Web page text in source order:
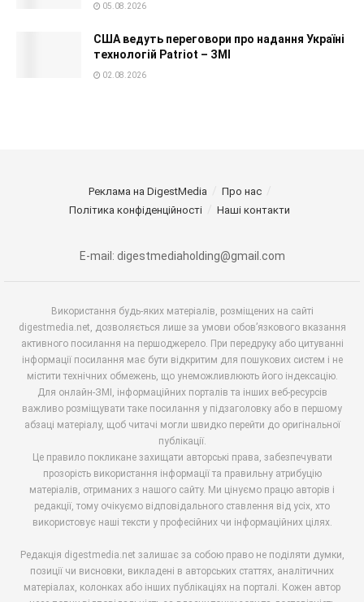
05.08.2026
США ведуть переговори про надання Україні
технологій Patriot – ЗМІ
02.08.2026
Реклама на DigestMedia
Про нас
Політика конфіденційності
Наші контакти
E-mail: digestmediaholding@gmail.com
Використання будь-яких матеріалів, розміщених на сайті
digestmedia.net, дозволяється лише за умови обов’язкового вказання
активного посилання на першоджерело. При передруку або цитуванні
інформації посилання має бути відкритим для пошукових систем і не
містити технічних обмежень, що унеможливлюють його індексацію.
Для онлайн-ЗМІ, інформаційних порталів та інших веб-ресурсів
важливо розміщувати таке посилання у підзаголовку або в першому
абзаці матеріалу, щоб читачі могли швидко перейти до оригінальної
публікації.
Це правило покликане захищати авторські права, забезпечувати
прозорість використання інформації та правильну атрибуцію
матеріалів, отриманих з нашого сайту. Ми цінуємо працю авторів і
редакції, тому очікуємо відповідального ставлення від усіх, хто
використовує наші тексти у професійних чи інформаційних цілях.
Редакція digestmedia.net залишає за собою право не поділяти думки,
позиції чи висновки, викладені в авторських статтях, аналітичних
матеріалах, колонках або інших публікаціях на порталі. Кожен автор